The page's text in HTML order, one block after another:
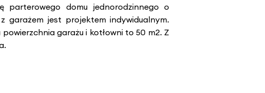
parterowego domu jednorodzinnego o
garażem jest projektem indywidualnym.
garażu i kotłowni to 50 m2. Z